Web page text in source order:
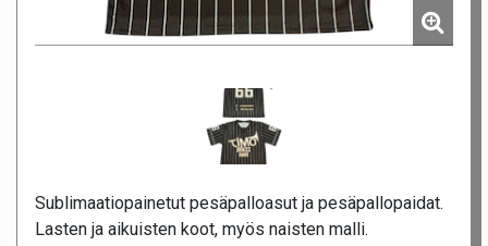
Sublimaatiopainetut pesäpalloasut ja pesäpallopaidat.
Lasten ja aikuisten koot, myös naisten malli.